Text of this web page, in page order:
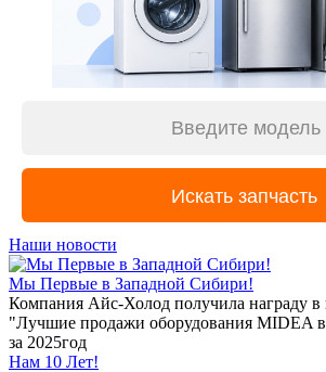
Наши новости
Мы Первые в Западной Сибири!
Компания Айс-Холод получила награду
"Лучшие продажи оборудования MIDEA
за 2025год
Нам 10 Лет!